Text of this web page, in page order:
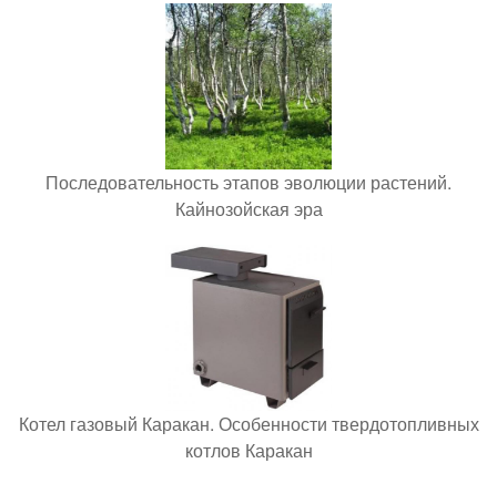
Последовательность этапов эволюции растений.
Кайнозойская эра
Котел газовый Каракан. Особенности твердотопливных
котлов Каракан